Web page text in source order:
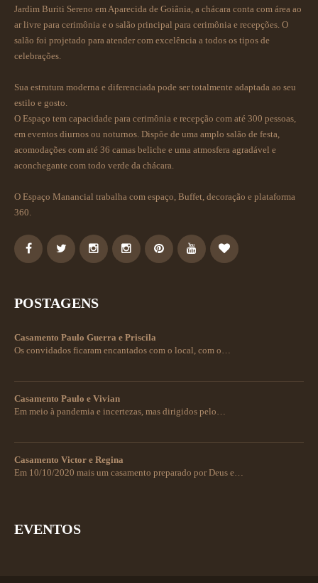
Jardim Buriti Sereno em Aparecida de Goiânia, a chácara conta com área ao
ar livre para cerimônia e o salão principal para cerimônia e recepções. O
salão foi projetado para atender com excelência a todos os tipos de
celebrações.
Sua estrutura moderna e diferenciada pode ser totalmente adaptada ao seu
estilo e gosto.
O Espaço tem capacidade para cerimônia e recepção com até 300 pessoas,
em eventos diurnos ou noturnos. Dispõe de uma amplo salão de festa,
acomodações com até 36 camas beliche e uma atmosfera agradável e
aconchegante com todo verde da chácara.
O Espaço Manancial trabalha com espaço, Buffet, decoração e plataforma
360.
POSTAGENS
Casamento Paulo Guerra e Priscila
Os convidados ficaram encantados com o local, com o…
Casamento Paulo e Vivian
Em meio à pandemia e incertezas, mas dirigidos pelo…
Casamento Victor e Regina
Em 10/10/2020 mais um casamento preparado por Deus e…
EVENTOS